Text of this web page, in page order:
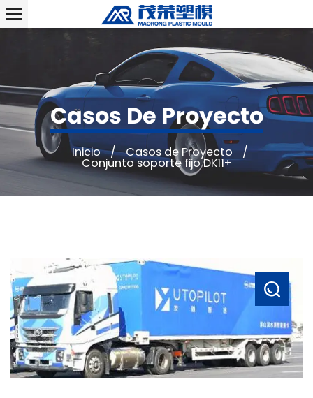
Casos De Proyecto
Inicio / Casos de Proyecto /
Conjunto soporte fijo DK11+